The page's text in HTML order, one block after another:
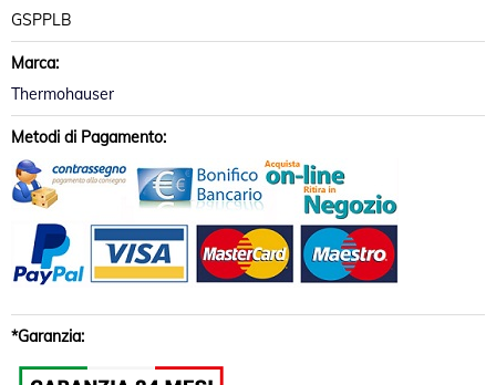
GSPPLB
Marca:
Thermohauser
Metodi di Pagamento:
*Garanzia: